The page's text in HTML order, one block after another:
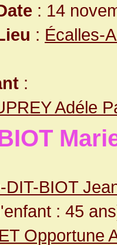
: 14
: Écalles-
:
Adéle
DIT-BIOT
: 45
Opportune